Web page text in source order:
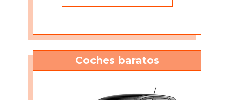
Coches baratos